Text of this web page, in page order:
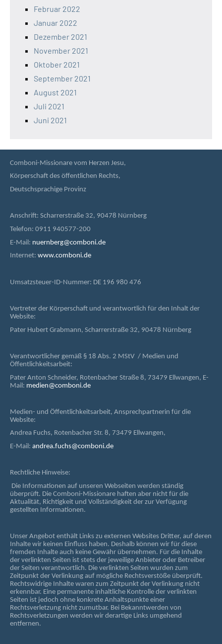
Februar 2022
Januar 2022
Dezember 2021
November 2021
Oktober 2021
September 2021
August 2021
Juli 2021
Juni 2021
Comboni-Missionare vom Herzen Jesu,
Körperschaft des öffentlichen Rechts,
Deutschsprachige Provinz
Anschrift: Scharrerstraße 32, 90478 Nürnberg
Telefon: 0911 940577-200
E-Mail: nuernberg@comboni.de
Internet: www.comboni.de
Umsatzsteuer-ID-Nummer: DE 196 980 476
Vertreter der Körperschaft und verantwortlich für den Inhalt der
Website:
Pater Hubert Grabmann, Scharrerstraße 32, 90478 Nürnberg
Verantwortlicher gemäß § 18 Abs. 2 MStV / Medien und
Öffentlichkeitsarbeit:
Pater Anton Schneider, Rotenbacher Straße 8, 73479 Ellwangen, E-
Mail: medien@comboni.de
Medien- und Öffentlichkeitsarbeit, Ansprechpartnerin für die
Website:
Andrea Fuchs, Rotenbacher Str. 8, 73479 Ellwangen,
E-Mail: andrea.fuchs@comboni.de
Rechtliche Hinweise:
Die Informationen auf unseren Webseiten werden ständig
überprüft. Die Comboni-Missionare haften aber nicht für die
Aktualität, Richtigkeit und Vollständigkeit der zur Verfügung
gestellten Informationen.
Unser Angebot enthält Links zu externen Websites Dritter, auf deren
Inhalte wir keinen Einfluss haben. Deshalb können wir für diese
fremden Inhalte auch keine Gewähr übernehmen. Für die Inhalte
der verlinkten Seiten ist stets der jeweilige Anbieter oder Betreiber
der Seiten verantwortlich. Die verlinkten Seiten wurden zum
Zeitpunkt der Verlinkung auf mögliche Rechtsverstöße überprüft.
Rechtswidrige Inhalte waren zum Zeitpunkt der Verlinkung nicht
erkennbar. Eine permanente inhaltliche Kontrolle der verlinkten
Seiten ist jedoch ohne konkrete Anhaltspunkte einer
Rechtsverletzung nicht zumutbar. Bei Bekanntwerden von
Rechtsverletzungen werden wir derartige Links umgehend
entfernen.